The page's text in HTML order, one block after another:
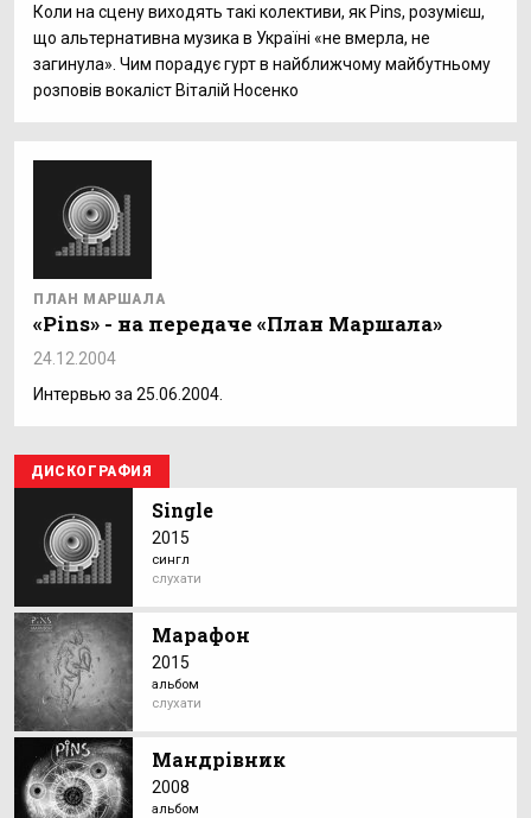
Коли на сцену виходять такі колективи, як Pins, розумієш,
що альтернативна музика в Україні «не вмерла, не
загинула». Чим порадує гурт в найближчому майбутньому
розповів вокаліст Віталій Носенко
ПЛАН МАРШАЛА
«Pins» - на передаче «План Маршала»
24.12.2004
Интервью за 25.06.2004.
ДИСКОГРАФИЯ
Single
2015
сингл
слухати
Марафон
2015
альбом
слухати
Мандрівник
2008
альбом